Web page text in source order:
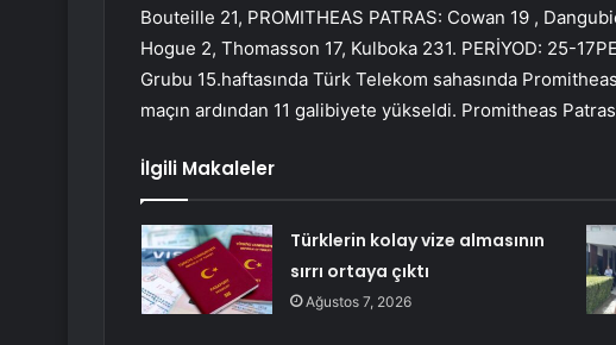
Bouteille 21, PROMITHEAS PATRAS: Cowan 19 ,
Hogue 2, Thomasson 17, Kulboka 231. PERİYOD: 25-
Grubu 15.haftasında Türk Telekom sahasında
maçın ardından 11 galibiyete yükseldi. Promitheas
İlgili Makaleler
Türklerin kolay vize almasının
sırrı ortaya çıktı
Ağustos 7, 2026